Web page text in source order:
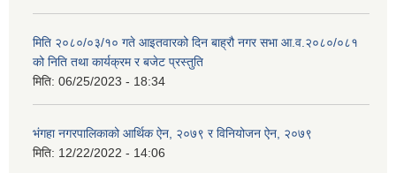
मिति २०८०/०३/१० गते आइतवारको दिन बाह्रौ नगर सभा आ.व.२०८०/०८१
को निति तथा कार्यक्रम र बजेट प्रस्तुति
मिति: 06/25/2023 - 18:34
भंगहा नगरपालिकाको आर्थिक ऐन, २०७९ र विनियोजन ऐन, २०७९
मिति: 12/22/2022 - 14:06